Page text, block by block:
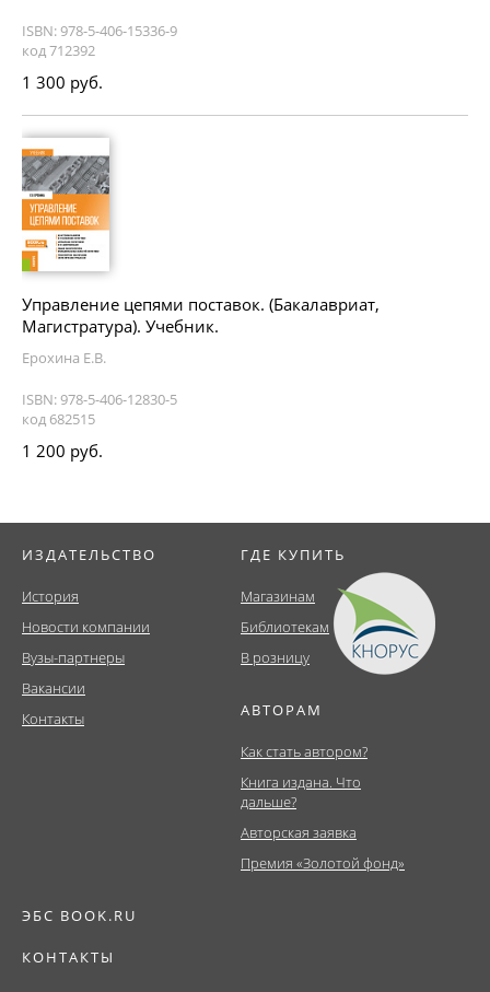
ISBN: 978-5-406-15336-9
код 712392
1 300 руб.
Управление цепями поставок. (Бакалавриат,
Магистратура). Учебник.
Ерохина Е.В.
ISBN: 978-5-406-12830-5
код 682515
1 200 руб.
ИЗДАТЕЛЬСТВО
История
Новости компании
Вузы-партнеры
Вакансии
Контакты
ГДЕ КУПИТЬ
Магазинам
Библиотекам
В розницу
АВТОРАМ
Как стать автором?
Книга издана. Что
дальше?
Авторская заявка
Премия «Золотой фонд»
ЭБС BOOK.RU
КОНТАКТЫ